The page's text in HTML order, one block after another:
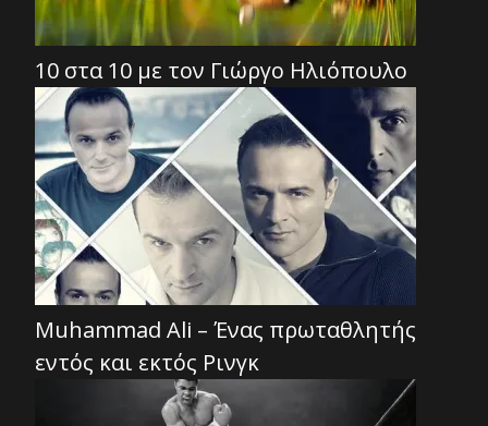
10 στα 10 με τον Γιώργο Ηλιόπουλο
Muhammad Ali – Ένας πρωταθλητής
εντός και εκτός Ρινγκ